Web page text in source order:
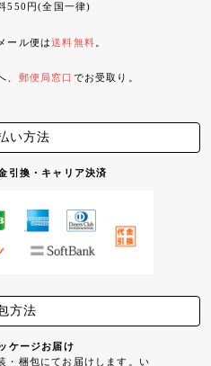
550円(全国一律)
ール便は送料無料 。
、 郵便局窓口 でお受取り。
い方法
引換・キャリア決済
方法
ケージお届け
・梱包にてお届けします。い